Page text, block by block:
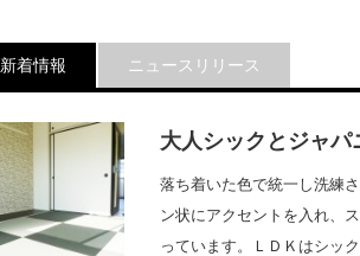
ダークカラー×パステルカラーでツンデレ
ＬＤＫのイエローのアクセントとキッチンの赤で楽しい雰
ラウンのアクセントで落ち着いた雰囲気を出し…
は
ュなお部屋
タイリッシュな空間に仕上げています。洋間に
は千…
新着情報 ニュースリリース
大人シックとジャ
落ち着いた色で統一し洗練
ン状にアクセントを入れ、
っています。ＬＤＫはシッ